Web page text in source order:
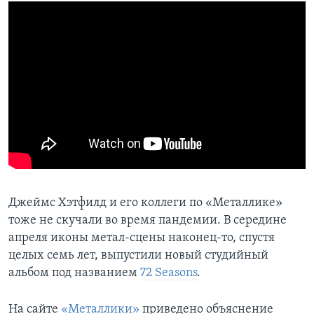
Джеймс Хэтфилд и его коллеги по «Металлике»
тоже не скучали во время пандемии. В середине
апреля иконы метал-сцены наконец-то, спустя
целых семь лет, выпустили новый студийный
альбом под названием 72 Seasons.
На сайте «Металлики» приведено объяснение